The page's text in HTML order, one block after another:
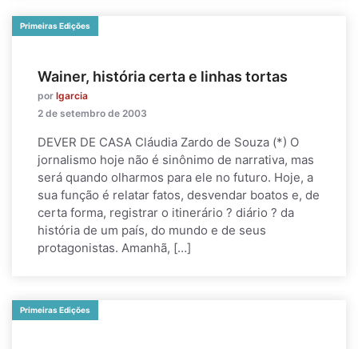
Primeiras Edições
Wainer, história certa e linhas tortas
por lgarcia
2 de setembro de 2003
DEVER DE CASA Cláudia Zardo de Souza (*) O
jornalismo hoje não é sinônimo de narrativa, mas
será quando olharmos para ele no futuro. Hoje, a
sua função é relatar fatos, desvendar boatos e, de
certa forma, registrar o itinerário ? diário ? da
história de um país, do mundo e de seus
protagonistas. Amanhã, […]
Primeiras Edições